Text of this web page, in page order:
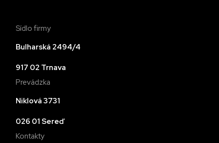
Sídlo firmy
Bulharská 2494/4
917 02 Trnava
Prevádzka
Niklová 3731
026 01 Sereď
Kontakty